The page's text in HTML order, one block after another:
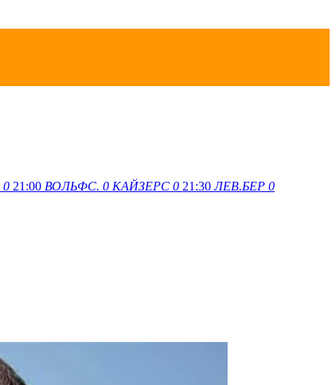
0 21:00 ВОЛЬФС. 0 КАЙЗЕРС 0 21:30 ЛЕВ.БЕР 0